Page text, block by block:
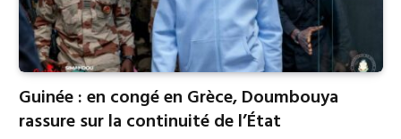
Guinée : en congé en Grèce, Doumbouya
rassure sur la continuité de l’État